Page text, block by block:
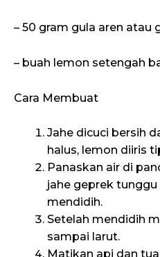
– 50 gram gula aren atau
– buah lemon setengah
Cara Membuat
Jahe dicuci bersih
halus, lemon diiris
Panaskan air di
jahe geprek
mendidih.
Setelah mendidih
sampai larut.
Matikan api dan